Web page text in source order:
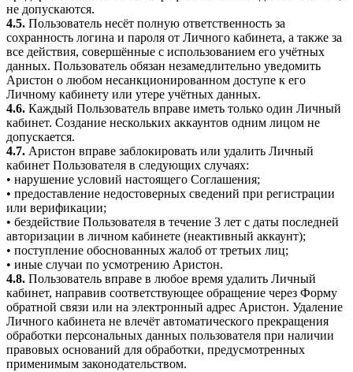
не допускаются.
4.5. Пользователь несёт полную ответственность за
сохранность логина и пароля от Личного кабинета, а также за
все действия, совершённые с использованием его учётных
данных. Пользователь обязан незамедлительно уведомить
Аристон о любом несанкционированном доступе к его
Личному кабинету или утере учётных данных.
4.6. Каждый Пользователь вправе иметь только один Личный
кабинет. Создание нескольких аккаунтов одним лицом не
допускается.
4.7. Аристон вправе заблокировать или удалить Личный
кабинет Пользователя в следующих случаях:
• нарушение условий настоящего Соглашения;
• предоставление недостоверных сведений при регистрации
или верификации;
• бездействие Пользователя в течение 3 лет с даты последней
авторизации в личном кабинете (неактивный аккаунт);
• поступление обоснованных жалоб от третьих лиц;
• иные случаи по усмотрению Аристон.
4.8. Пользователь вправе в любое время удалить Личный
кабинет, направив соответствующее обращение через Форму
обратной связи или на электронный адрес Аристон. Удаление
Личного кабинета не влечёт автоматического прекращения
обработки персональных данных пользователя при наличии
правовых оснований для обработки, предусмотренных
применимым законодательством.